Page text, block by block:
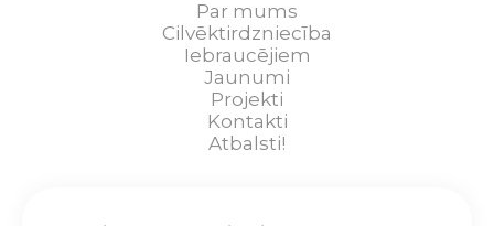
Par mums
Cilvēktirdzniecība
Iebraucējiem
Jaunumi
Projekti
Kontakti
Atbalsti!